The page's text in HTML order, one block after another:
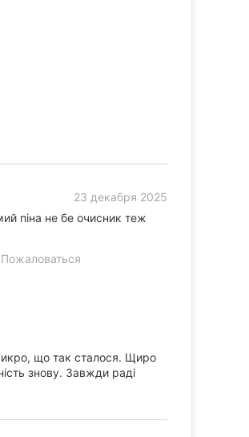
23 декабря 2025
піна не бе очисник теж
Пожаловаться
що так сталося. Щиро
знову. Завжди раді